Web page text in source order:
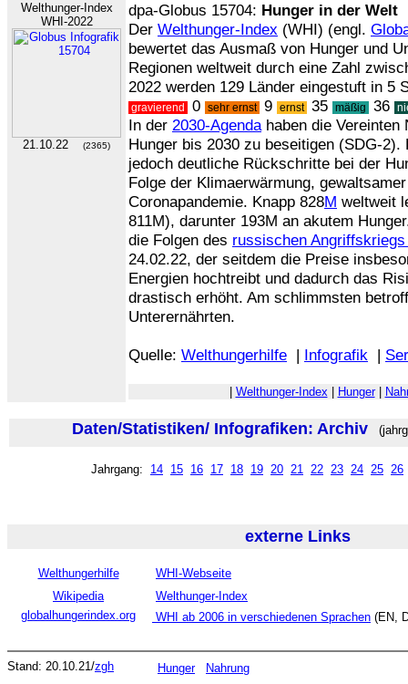
Welthunger-Index
WHI-2022
21.10.22 (2365)
dpa-Globus 15704: Hunger in der Welt
Der Welthunger-Index (WHI) (engl.
bewertet das Ausmaß von Hunger und
Regionen weltweit durch eine Zahl
2022 werden 129 Länder eingestuft in 5
gravierend 0 sehr ernst 9 ernst 35 mäßig 36
In der 2030-Agendahaben die Vereinten
Hunger bis 2030 zu beseitigen (SDG-
jedoch deutliche Rückschritte bei der
Folge der Klimaerwärmung,
Coronapandemie. Knapp 828M weltweit
811M), darunter 193M an akutem
die Folgen des russischen
24.02.22, der seitdem die Preise
Energien hochtreibt und dadurch das
drastisch erhöht. Am schlimmsten
Unterernährten.
Quelle: Welthungerhilfe | Infografik |
Welthunger-Index Hunger|
Daten/Statistiken/ Infografiken: Archiv
Jahrgang: 14 15 16 17 18 19 20 21 22 23 24 25 26
externe Links
Welthungerhilfe
WHI-Webseite
Wikipedia
Welthunger-Index
globalhungerindex.org
WHI ab 2006 in verschiedenen Sprachen (EN,
Stand: 20.10.21/zgh Hunger Nahrung